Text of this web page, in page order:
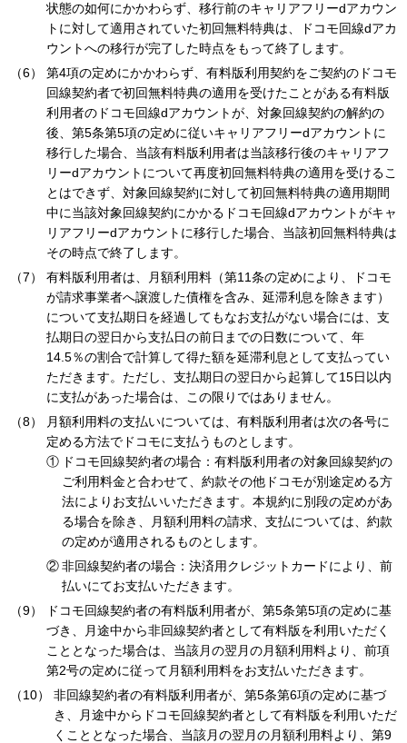
状態の如何にかかわらず、移行前のキャリアフリーdアカウン
トに対して適用されていた初回無料特典は、ドコモ回線dアカ
ウントへの移行が完了した時点をもって終了します。
第4項の定めにかかわらず、有料版利用契約をご契約のドコモ
回線契約者で初回無料特典の適用を受けたことがある有料版
利用者のドコモ回線dアカウントが、対象回線契約の解約の
後、第5条第5項の定めに従いキャリアフリーdアカウントに
移行した場合、当該有料版利用者は当該移行後のキャリアフ
リーdアカウントについて再度初回無料特典の適用を受けるこ
とはできず、対象回線契約に対して初回無料特典の適用期間
中に当該対象回線契約にかかるドコモ回線dアカウントがキャ
リアフリーdアカウントに移行した場合、当該初回無料特典は
その時点で終了します。
有料版利用者は、月額利用料（第11条の定めにより、ドコモ
が請求事業者へ譲渡した債権を含み、延滞利息を除きます）
について支払期日を経過してもなお支払がない場合には、支
払期日の翌日から支払日の前日までの日数について、年
14.5％の割合で計算して得た額を延滞利息として支払ってい
ただきます。ただし、支払期日の翌日から起算して15日以内
に支払があった場合は、この限りではありません。
月額利用料の支払いについては、有料版利用者は次の各号に
定める方法でドコモに支払うものとします。
ドコモ回線契約者の場合：有料版利用者の対象回線契約の
ご利用料金と合わせて、約款その他ドコモが別途定める方
法によりお支払いいただきます。本規約に別段の定めがあ
る場合を除き、月額利用料の請求、支払については、約款
の定めが適用されるものとします。
非回線契約者の場合：決済用クレジットカードにより、前
払いにてお支払いただきます。
ドコモ回線契約者の有料版利用者が、第5条第5項の定めに基
づき、月途中から非回線契約者として有料版を利用いただく
こととなった場合は、当該月の翌月の月額利用料より、前項
第2号の定めに従って月額利用料をお支払いただきます。
非回線契約者の有料版利用者が、第5条第6項の定めに基づ
き、月途中からドコモ回線契約者として有料版を利用いただ
くこととなった場合、当該月の翌月の月額利用料より、第9